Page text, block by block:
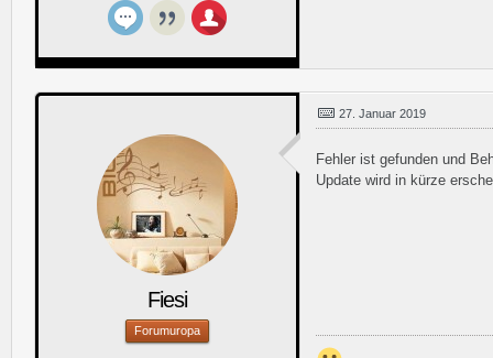
Fiesi
Forumuropa
27. Januar 2019
Fehler ist gefunden und
Update wird in kürze